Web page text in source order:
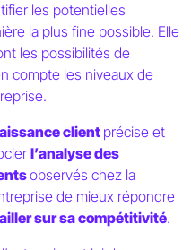
les potentielles
la plus fine possible. Elle
les possibilités de
compte les niveaux de
clientprécise et
l’analyse des
observés chez la
de mieux répondre
sur sa compétitivité.